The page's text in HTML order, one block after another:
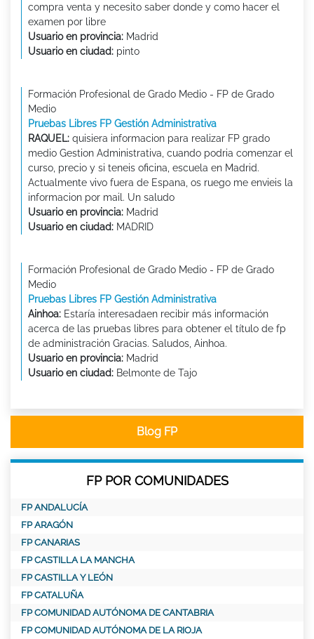
compra venta y necesito saber donde y como hacer el
examen por libre
Usuario en provincia: Madrid
Usuario en ciudad: pinto
Formación Profesional de Grado Medio - FP de Grado
Medio
Pruebas Libres FP Gestión Administrativa
RAQUEL: quisiera informacion para realizar FP grado
medio Gestion Administrativa, cuando podria comenzar el
curso, precio y si teneis oficina, escuela en Madrid.
Actualmente vivo fuera de Espana, os ruego me envieis la
informacion por mail. Un saludo
Usuario en provincia: Madrid
Usuario en ciudad: MADRID
Formación Profesional de Grado Medio - FP de Grado
Medio
Pruebas Libres FP Gestión Administrativa
Ainhoa: Estaría interesadaen recibir más información
acerca de las pruebas libres para obtener el título de fp
de administración Gracias. Saludos, Ainhoa.
Usuario en provincia: Madrid
Usuario en ciudad: Belmonte de Tajo
Blog FP
FP POR COMUNIDADES
FP ANDALUCÍA
FP ARAGÓN
FP CANARIAS
FP CASTILLA LA MANCHA
FP CASTILLA Y LEÓN
FP CATALUÑA
FP COMUNIDAD AUTÓNOMA DE CANTABRIA
FP COMUNIDAD AUTÓNOMA DE LA RIOJA